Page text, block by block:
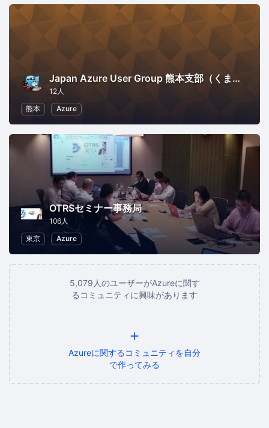
Japan Azure User Group 熊本支部（くまあず）
12人
熊本
Azure
OTRSセミナー事務局
106人
東京
Azure
5,079人のユーザーがAzureに関す
るコミュニティに興味があります
+
Azureに関するコミュニティを自分
で作ってみる